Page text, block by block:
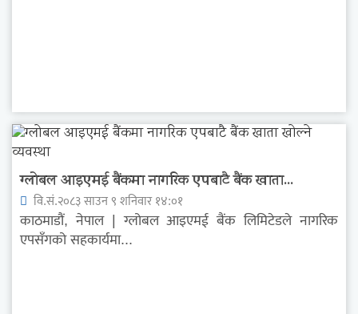
ग्लोबल आइएमई बैंकमा नागरिक एपबाटै बैंक खाता...
वि.सं.२०८३ साउन ९ शनिवार १४:०१
काठमाडौं, नेपाल | ग्लोबल आइएमई बैंक लिमिटेडले नागरिक
एपसँगको सहकार्यमा...